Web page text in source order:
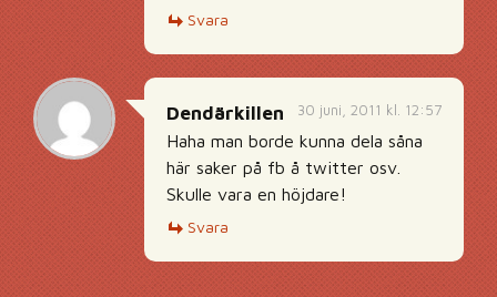
Svara
30 juni, 2011 kl. 12:57
Dendärkillen
Haha man borde kunna dela såna
här saker på fb å twitter osv.
Skulle vara en höjdare!
Svara